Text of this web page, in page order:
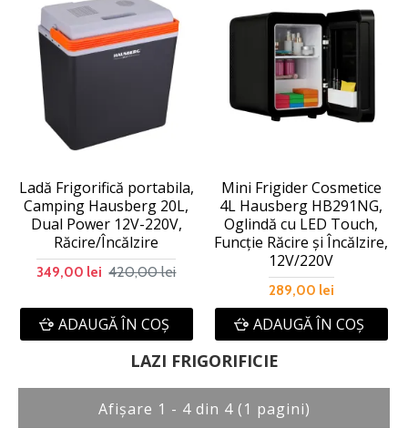
Ladă Frigorifică portabila,
Camping Hausberg 20L,
Dual Power 12V-220V,
Răcire/Încălzire
349,00 lei 420,00 lei
ADAUGĂ ÎN COŞ
Mini Frigider Cosmetice
4L Hausberg HB291NG,
Oglindă cu LED Touch,
Funcție Răcire și Încălzire,
12V/220V
289,00 lei
ADAUGĂ ÎN COŞ
LAZI FRIGORIFICIE
Afişare 1 - 4 din 4 (1 pagini)